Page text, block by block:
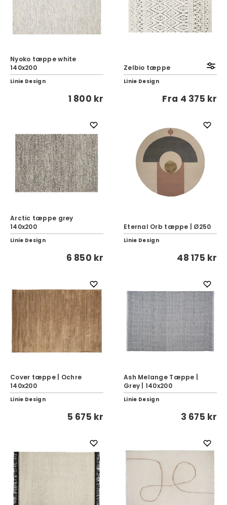
Nyoko tæppe white
140x200
Linie Design
1 800 kr
Zelbio tæppe
Linie Design
Fra 4 375 kr
Arctic tæppe grey
140x200
Linie Design
6 850 kr
Eternal Orb tæppe | Ø250
Linie Design
48 175 kr
Cover tæppe | Ochre
140x200
Linie Design
5 675 kr
Ash Melange Tæppe |
Grey | 140x200
Linie Design
3 675 kr